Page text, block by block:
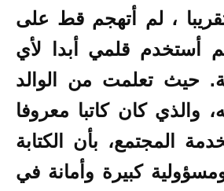
، لم أتهجم قط على
أستخدم قلمي أبدا لأي
حيث تعلمت من الوالد
والذي كان كاتبا معروفا
المجتمع، بأن الكتابة
كبيرة وأمانة في